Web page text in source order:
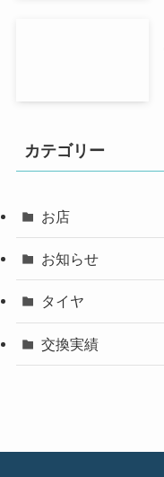
カテゴリー
お店
お知らせ
タイヤ
交換実績